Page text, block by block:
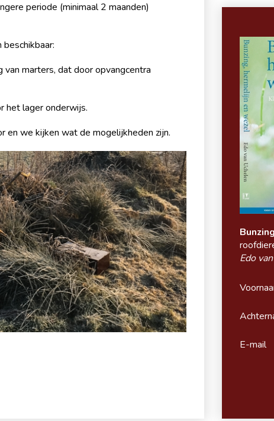
periode (minimaal 2 maanden)
marters, dat door opvangcentra
het lager onderwijs.
en we kijken wat de mogelijkheden zijn.
Edo
E-mail